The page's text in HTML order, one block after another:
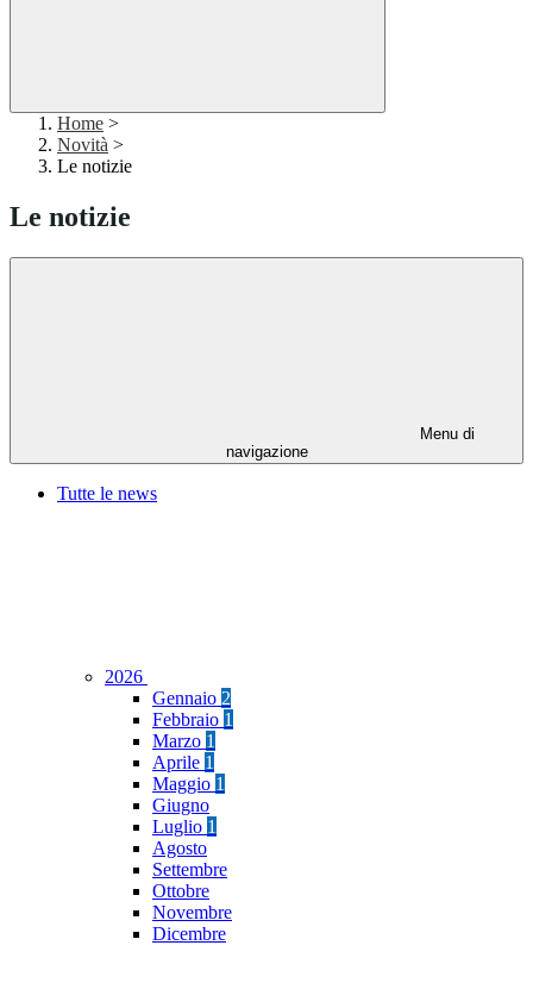
Home >
Novità >
Le notizie
Le notizie
Menu di
navigazione
Tutte le news
2026
Gennaio 2
Febbraio 1
Marzo 1
Aprile 1
Maggio 1
Giugno
Luglio 1
Agosto
Settembre
Ottobre
Novembre
Dicembre